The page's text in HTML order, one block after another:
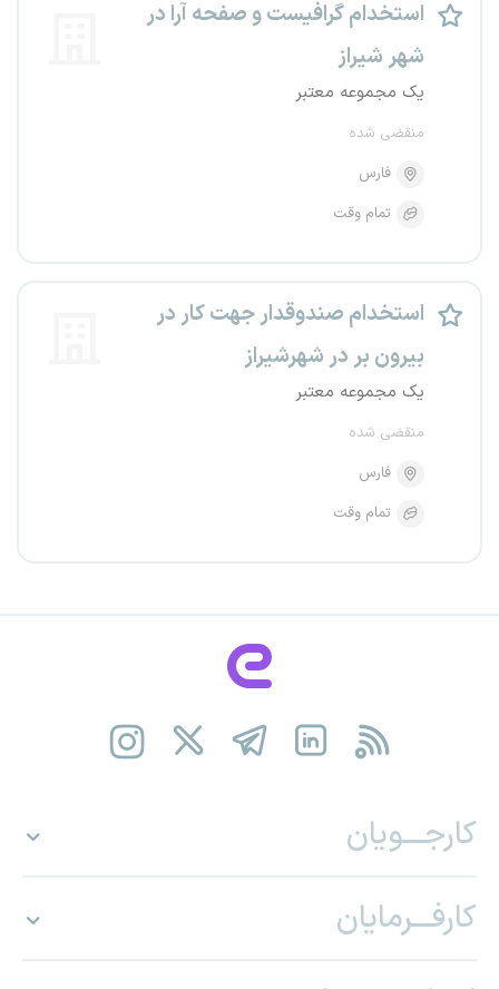
استخدام گرافیست و صفحه آرا در
شهر شیراز
یک مجموعه معتبر
منقضی شده
فارس
تمام وقت
استخدام صندوقدار جهت کار در
بیرون بر در شهرشیراز
یک مجموعه معتبر
منقضی شده
فارس
تمام وقت
کارجـــویان
کارفـــرمایان